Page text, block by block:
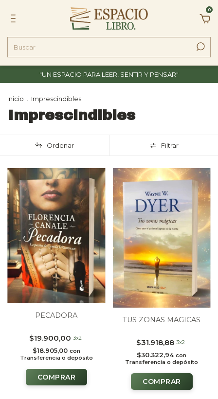
0
"UN ESPACIO PARA LEER, SENTIR Y PENSAR"
Inicio . Imprescindibles
Imprescindibles
Ordenar Filtrar
PECADORA
$19.900,00 3x2
$18.905,00 con
Transferencia o depósito
TUS ZONAS MAGICAS
$31.918,883x2
$30.322,94con
Transferencia o depósito